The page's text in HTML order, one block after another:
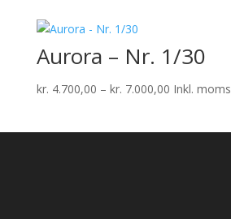
Aurora – Nr. 1/30
kr. 4.700,00 – kr. 7.000,00Prisinterval:
Inkl. moms